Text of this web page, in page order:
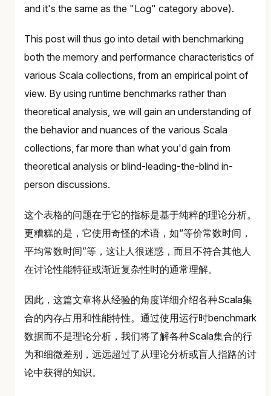
and it's the same as the "Log" category above).
This post will thus go into detail with benchmarking
both the memory and performance characteristics of
various Scala collections, from an empirical point of
view. By using runtime benchmarks rather than
theoretical analysis, we will gain an understanding of
the behavior and nuances of the various Scala
collections, far more than what you'd gain from
theoretical analysis or blind-leading-the-blind in-
person discussions.
这个表格的问题在于它的指标是基于纯粹的理论分析。
更糟糕的是，它使用奇怪的术语，如“等价常数时间，
平均常数时间”等，这让人很迷惑，而且不符合其他人
在讨论性能特征或渐近复杂性时的通常理解。
因此，这篇文章将从经验的角度详细介绍各种Scala集
合的内存占用和性能特性。通过使用运行时benchmark
数据而不是理论分析，我们将了解各种Scala集合的行
为和细微差别，远远超过了从理论分析或盲人指路的讨
论中获得的知识。